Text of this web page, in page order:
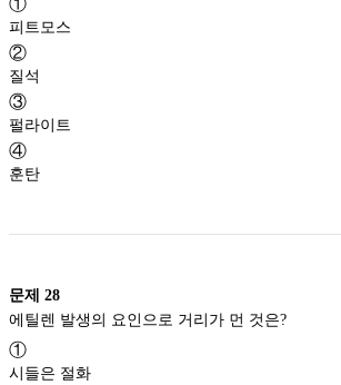
피트모스
②
질석
③
펄라이트
④
훈탄
문제 28
①
시들은 절화